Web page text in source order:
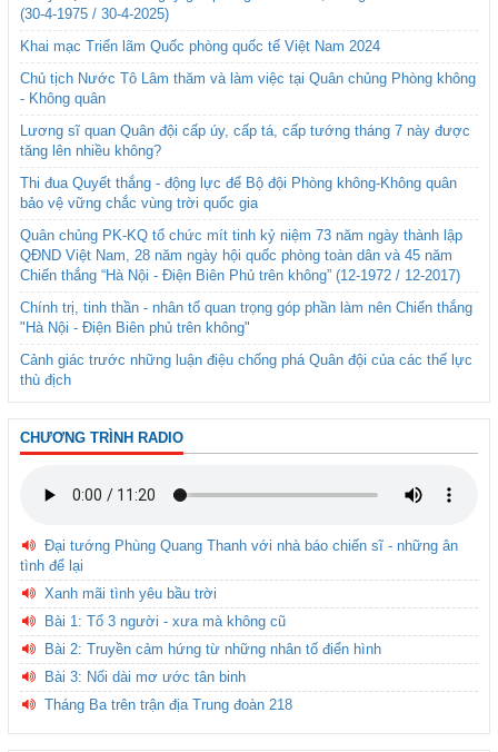
(30-4-1975 / 30-4-2025)
Khai mạc Triển lãm Quốc phòng quốc tế Việt Nam 2024
Chủ tịch Nước Tô Lâm thăm và làm việc tại Quân chủng Phòng không
- Không quân
Lương sĩ quan Quân đội cấp úy, cấp tá, cấp tướng tháng 7 này được
tăng lên nhiều không?
Thi đua Quyết thắng - động lực để Bộ đội Phòng không-Không quân
bảo vệ vững chắc vùng trời quốc gia
Quân chủng PK-KQ tổ chức mít tinh kỷ niệm 73 năm ngày thành lập
QĐND Việt Nam, 28 năm ngày hội quốc phòng toàn dân và 45 năm
Chiến thắng “Hà Nội - Điện Biên Phủ trên không” (12-1972 / 12-2017)
Chính trị, tinh thần - nhân tố quan trọng góp phần làm nên Chiến thắng
"Hà Nội - Điện Biên phủ trên không"
Cảnh giác trước những luận điệu chống phá Quân đội của các thế lực
thù địch
CHƯƠNG TRÌNH RADIO
Đại tướng Phùng Quang Thanh với nhà báo chiến sĩ - những ân
tình để lại
Xanh mãi tình yêu bầu trời
Bài 1: Tổ 3 người - xưa mà không cũ
Bài 2: Truyền cảm hứng từ những nhân tố điển hình
Bài 3: Nối dài mơ ước tân binh
Tháng Ba trên trận địa Trung đoàn 218